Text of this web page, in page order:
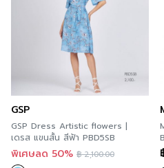
GSP
GSP Dress Artistic flowers |
เดรส แขนสั้น สีฟ้า PBD5SB
พิเศษลด 50% ฿2,100.00